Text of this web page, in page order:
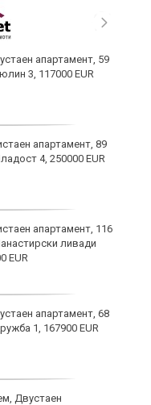
апартамент, 59
3, 117000 EUR
апартамент, 89
4, 250000 EUR
апартамент, 116
ливади
EUR
апартамент, 68
1, 167900 EUR
Двустаен